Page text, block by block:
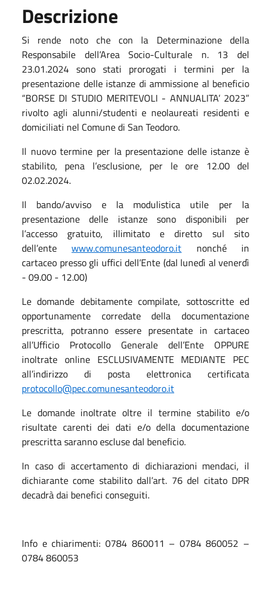
Descrizione
Si rende noto che con la Determinazione della
Responsabile dell’Area Socio-Culturale n. 13 del
23.01.2024 sono stati prorogati i termini per la
presentazione delle istanze di ammissione al beneficio
“BORSE DI STUDIO MERITEVOLI - ANNUALITA’ 2023”
rivolto agli alunni/studenti e neolaureati residenti e
domiciliati nel Comune di San Teodoro.
Il nuovo termine per la presentazione delle istanze è
stabilito, pena l’esclusione, per le ore 12.00 del
02.02.2024.
Il bando/avviso e la modulistica utile per la
presentazione delle istanze sono disponibili per
l’accesso gratuito, illimitato e diretto sul sito
dell’entewww.comunesanteodoro.it nonché in
cartaceo presso gli uffici dell’Ente (dal lunedì al venerdì
- 09.00 - 12.00)
Le domande debitamente compilate, sottoscritte ed
opportunamente corredate della documentazione
prescritta, potranno essere presentate in cartaceo
all’Ufficio Protocollo Generale dell’Ente OPPURE
inoltrate online ESCLUSIVAMENTE MEDIANTE PEC
all’indirizzo di posta elettronica certificata
protocollo@pec.comunesanteodoro.it
Le domande inoltrate oltre il termine stabilito e/o
risultate carenti dei dati e/o della documentazione
prescritta saranno escluse dal beneficio.
In caso di accertamento di dichiarazioni mendaci, il
dichiarante come stabilito dall’art. 76 del citato DPR
decadrà dai benefici conseguiti.
Info e chiarimenti: 0784 860011 – 0784 860052 –
0784 860053